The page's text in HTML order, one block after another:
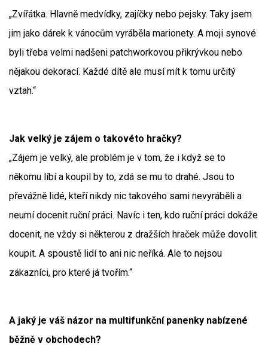
„Zvířátka. Hlavně medvídky, zajíčky nebo pejsky. Taky jsem
jim jako dárek k vánocům vyráběla marionety. A moji synové
byli třeba velmi nadšeni patchworkovou přikrývkou nebo
nějakou dekorací. Každé dítě ale musí mít k tomu určitý
vztah.“
Jak velký je zájem o takovéto hračky?
„Zájem je velký, ale problém je v tom, že i když se to
někomu líbí a koupil by to, zdá se mu to drahé. Jsou to
převážně lidé, kteří nikdy nic takového sami nevyráběli a
neumí docenit ruční práci. Navíc i ten, kdo ruční práci dokáže
docenit, ne vždy si některou z dražších hraček může dovolit
koupit. A spoustě lidí to ani nic neříká. Ale to nejsou
zákazníci, pro které já tvořím.“
A jaký je váš názor na multifunkční panenky nabízené
běžně v obchodech?